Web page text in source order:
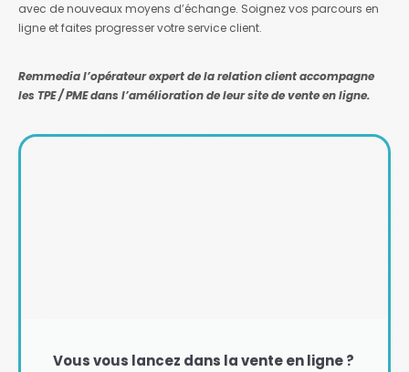
avec de nouveaux moyens d’échange. Soignez vos parcours en
ligne et faites progresser votre service client.
Remmedia l’opérateur expert de la relation client accompagne
les TPE / PME dans l’amélioration de leur site de vente en ligne.
Vous vous lancez dans la vente en ligne ?